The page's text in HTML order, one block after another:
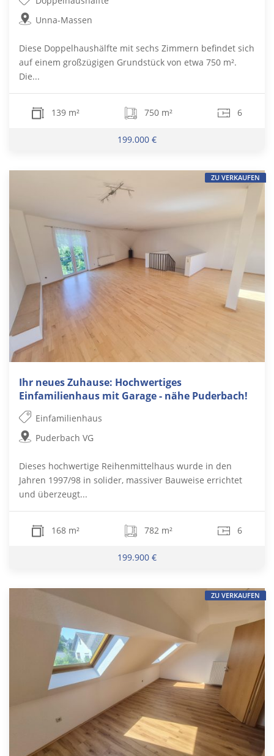
Unna-Massen
Diese Doppelhaushälfte mit sechs Zimmern befindet sich
auf einem großzügigen Grundstück von etwa 750 m².
Die...
139 m² 750 m² 6
199.000 €
Ihr neues Zuhause: Hochwertiges
Einfamilienhaus mit Garage - nähe Puderbach!
Einfamilienhaus
Puderbach VG
Dieses hochwertige Reihenmittelhaus wurde in den
Jahren 1997/98 in solider, massiver Bauweise errichtet
und überzeugt...
168 m² 782 m² 6
199.900 €
ZU VERKAUFEN
ZU VERKAUFEN